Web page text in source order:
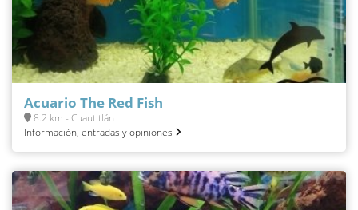
Acuario The Red Fish
8.2 km - Cuautitlán
Información, entradas y opiniones